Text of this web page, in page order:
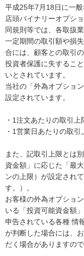
平成25年7月18日に一
店頭バイナリーオプシ
同規則等では、各取扱
一定期間の取引額や損
合には、顧客との取引
投資者保護に失するこ
いとされています。
当社の「外為オプショ
設定されています。
・1注文あたりの取引上
・1営業日あたりの取
また、記取引上限とは
資金額」に応じた「最
ンの上限）が設定され
す。）。
お客様の外為オプショ
いる「投資可能資金額
申告されている各種 情
が判断した場合には、
だく場合がありますの